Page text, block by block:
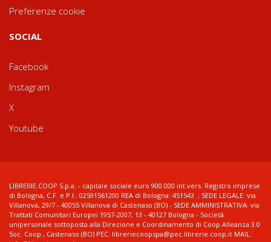
Preferenze cookie
SOCIAL
Facebook
Instagram
X
Youtube
LIBRERIE.COOP S.p.a. - capitale sociale euro 900.000 int.vers. Registro imprese
di Bologna, C.F. e P.I.: 02591561200 REA di Bologna: 451543 ; SEDE LEGALE: via
Villanova, 29/7 - 40055 Villanova di Castenaso (BO) - SEDE AMMINISTRATIVA: via
Trattati Comunitari Europei 1957-2007, 13 - 40127 Bologna - Società
unipersonale sottoposta alla Direzione e Coordinamento di Coop Alleanza 3.0
Soc. Coop., Castenaso (BO) PEC: libreriecoopspa@pec.librerie.coop.it MAIL: